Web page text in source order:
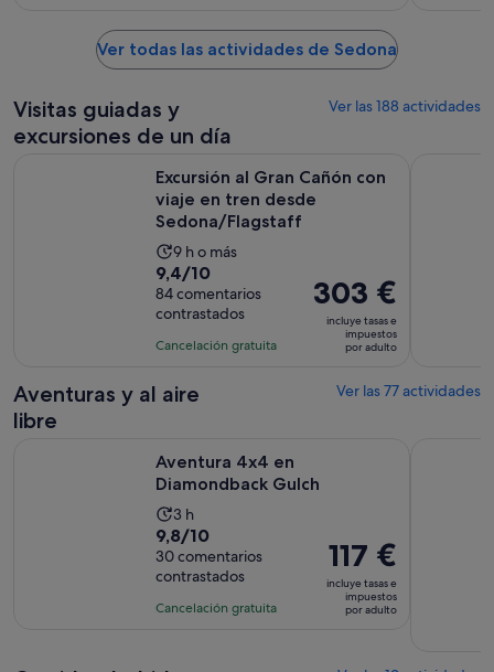
Ver todas las actividades de Sedona
Visitas guiadas y
excursiones de un día
Ver las 188 actividades
Excursión al Gran Cañón con
viaje en tren desde
Sedona/Flagstaff
La
duración
de
la
actividad
de
9 h o más
9.4
sobre
10
con
comentarios
9,4/10
84 comentarios
contrastados
Cancelación gratuita
El
precio
es
por
303 €
incluye tasas e
impuestos
por adulto
Aventuras y al aire
libre
Ver las 77 actividades
Aventura 4x4 en
Diamondback Gulch
La
duración
de
la
actividad
3 h
9.8
sobre
10
con
9,8/10
30 comentarios
contrastados
Cancelación gratuita
El
precio
es
de
117 €
incluye tasas e
impuestos
por adulto